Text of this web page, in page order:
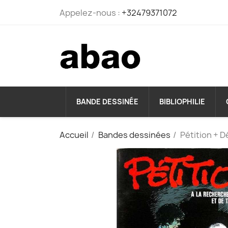
Appelez-nous : +32479371072
BANDE DESSINÉE BIBLIOPHILIE
Accueil Bandes dessinées Pétition +